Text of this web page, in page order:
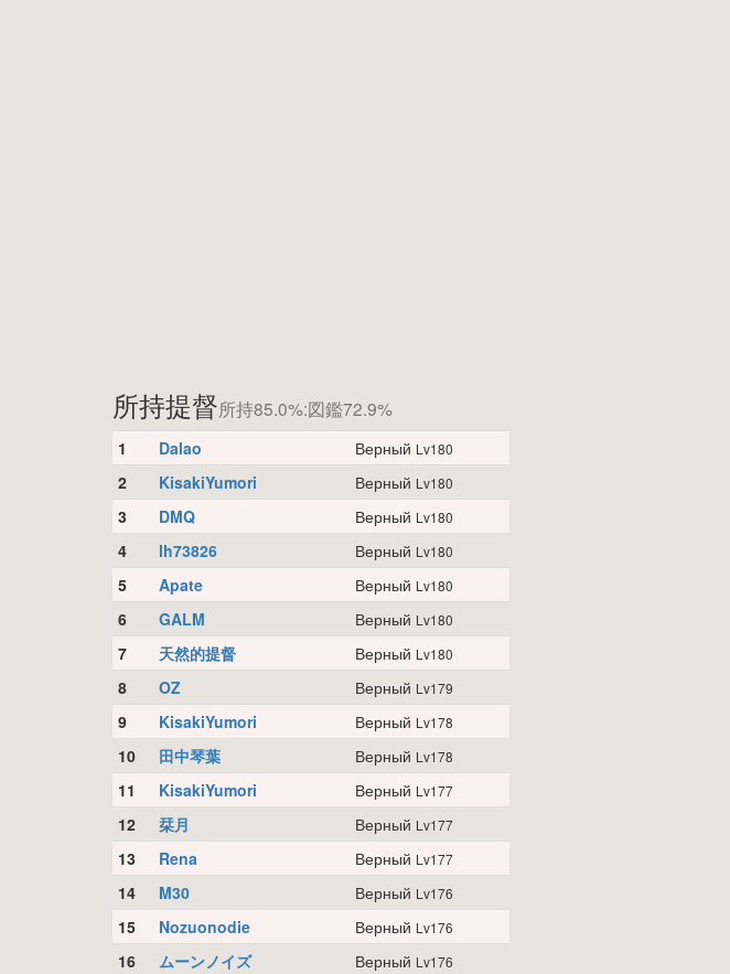
所持提督所持85.0%:図鑑72.9%
1 Dalao Верный Lv180
2 KisakiYumori Верный Lv180
3 DMQ Верный Lv180
4 lh73826 Верный Lv180
5 Apate Верный Lv180
6 GALM Верный Lv180
7 天然的提督 Верный Lv180
8 OZ Верный Lv179
9 KisakiYumori Верный Lv178
10 田中琴葉 Верный Lv178
11 KisakiYumori Верный Lv177
12 栞月 Верный Lv177
13 Rena Верный Lv177
14 M30 Верный Lv176
15 Nozuonodie Верный Lv176
16 ムーンノイズ Верный Lv176